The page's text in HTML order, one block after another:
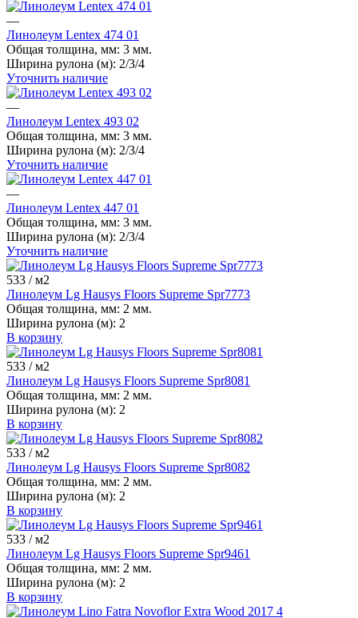
—
Линолеум Lentex 474 01
Общая толщина, мм: 3 мм.
Ширина рулона (м): 2/3/4
Уточнить наличие
—
Линолеум Lentex 493 02
Общая толщина, мм: 3 мм.
Ширина рулона (м): 2/3/4
Уточнить наличие
—
Линолеум Lentex 447 01
Общая толщина, мм: 3 мм.
Ширина рулона (м): 2/3/4
Уточнить наличие
533 / м2
Линолеум Lg Hausys Floors Supreme Spr7773
Общая толщина, мм: 2 мм.
Ширина рулона (м): 2
В корзину
533 / м2
Линолеум Lg Hausys Floors Supreme Spr8081
Общая толщина, мм: 2 мм.
Ширина рулона (м): 2
В корзину
533 / м2
Линолеум Lg Hausys Floors Supreme Spr8082
Общая толщина, мм: 2 мм.
Ширина рулона (м): 2
В корзину
533 / м2
Линолеум Lg Hausys Floors Supreme Spr9461
Общая толщина, мм: 2 мм.
Ширина рулона (м): 2
В корзину